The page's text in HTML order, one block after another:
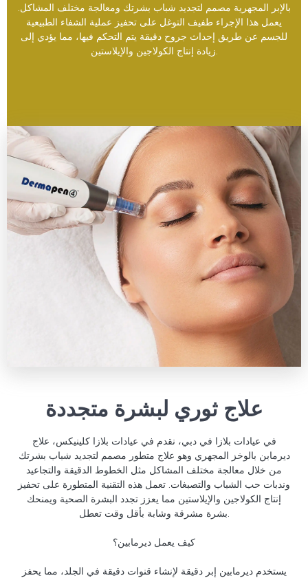
بالإبر المجهرية مصمم لتجديد شباب بشرتك ومعالجة مختلف المشاكل.
يعمل هذا الإجراء طفيف التوغل على تحفيز عملية الشفاء الطبيعية
للجسم عن طريق إحداث جروح دقيقة يتم التحكم فيها، مما يؤدي إلى
زيادة إنتاج الكولاجين والإيلاستين.
علاج ثوري لبشرة متجددة
في عيادات بلازا في دبي، نقدم في عيادات بلازا كلينيكس، علاج
ديرمابن بالوخز المجهري وهو علاج متطور مصمم لتجديد شباب بشرتك
من خلال معالجة مختلف المشاكل مثل الخطوط الدقيقة والتجاعيد
وندبات حب الشباب والتصبغات. تعمل هذه التقنية المتطورة على تحفيز
إنتاج الكولاجين والإيلاستين مما يعزز تجدد البشرة الصحية ويمنحك
بشرة مشرقة وشابة بأقل وقت تعطل.
كيف يعمل ديرمابين؟
يستخدم ديرمابين إبر دقيقة لإنشاء قنوات دقيقة في الجلد، مما يحفز